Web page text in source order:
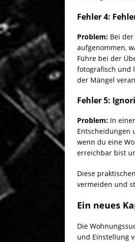
Fehler 4:
Problem: Bei
aufgenommen,
Führe bei der
fotografisch und
der Mängel
Fehler 5:
Problem: In
Entscheidungen
wenn du eine
erreichbar bist
Diese
vermeiden und
Ein neues
Die
und Einstellung